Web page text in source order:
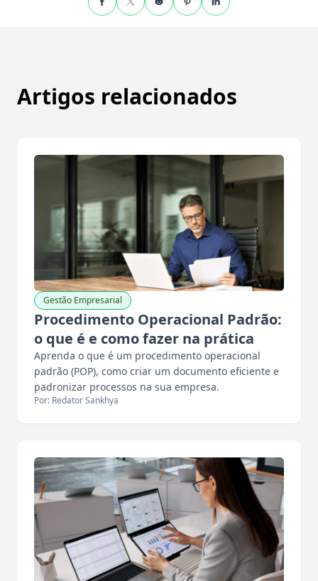
Artigos relacionados
Gestão Empresarial
Procedimento Operacional Padrão:
o que é e como fazer na prática
Aprenda o que é um procedimento operacional
padrão (POP), como criar um documento eficiente e
padronizar processos na sua empresa.
Por: Redator Sankhya